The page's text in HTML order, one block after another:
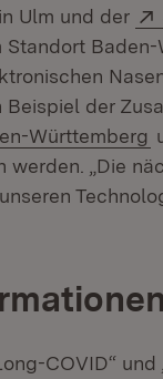
(Öffnet in neuem
in Ulm und der
Standort
Beispiel der
Württemberg
werden. „Die
in neuem
COVID“